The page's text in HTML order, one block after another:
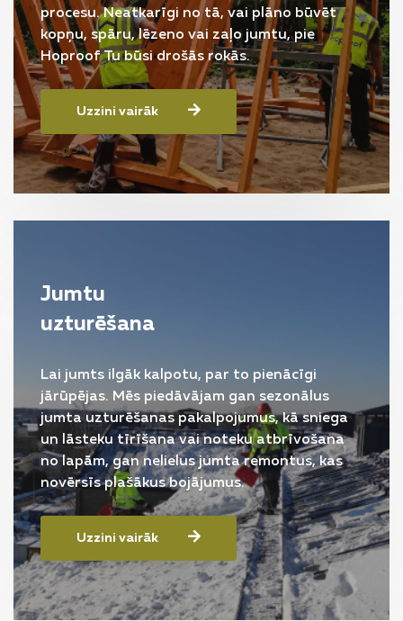
procesu. Neatkarīgi no tā, vai plāno būvēt
kopņu, spāru, lēzeno vai zaļo jumtu, pie
Hoproof Tu būsi drošās rokās.
Uzzini vairāk
Jumtu
uzturēšana
Lai jumts ilgāk kalpotu, par to pienācīgi
jārūpējas. Mēs piedāvājam gan sezonālus
jumta uzturēšanas pakalpojumus, kā sniega
un lāsteku tīrīšana vai noteku atbrīvošana
no lapām, gan nelielus jumta remontus, kas
novērsīs plašākus bojājumus.
Uzzini vairāk